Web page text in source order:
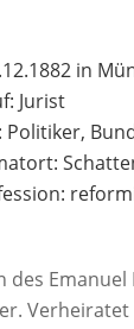
in
Jurist
Politiker,
des